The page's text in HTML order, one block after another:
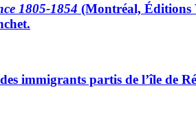
1805-1854 (Montréal, Éditions
immigrants partis de l’île de